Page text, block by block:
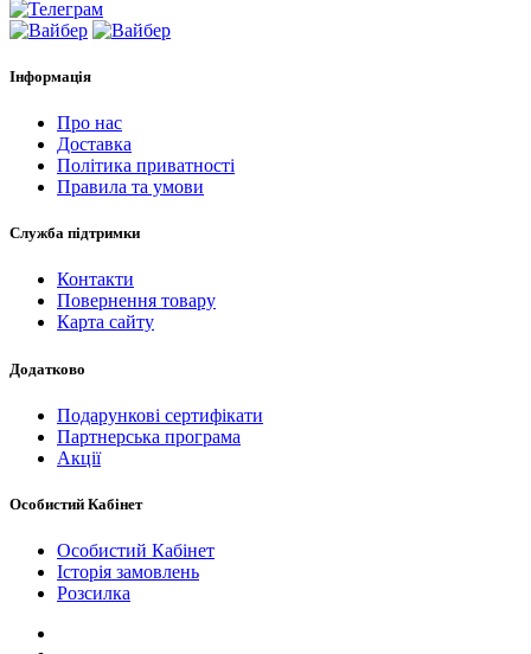
Інформація
Про нас
Доставка
Політика приватності
Правила та умови
Служба підтримки
Контакти
Повернення товару
Карта сайту
Додатково
Подарункові сертифікати
Партнерська програма
Акції
Особистий Кабінет
Особистий Кабінет
Історія замовлень
Розсилка